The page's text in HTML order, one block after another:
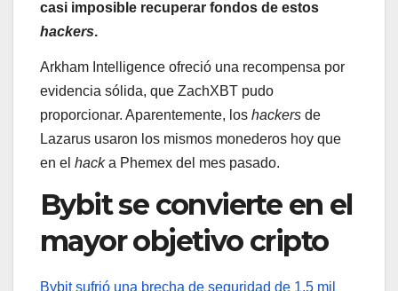
casi imposible recuperar fondos de estos
hackers.
Arkham Intelligence ofreció una recompensa por
evidencia sólida, que ZachXBT pudo
proporcionar. Aparentemente, los hackers de
Lazarus usaron los mismos monederos hoy que
en el hacka Phemex del mes pasado.
Bybit se convierte en el
mayor objetivo cripto
Bybit sufrió una brecha de seguridad de 1,5 mil